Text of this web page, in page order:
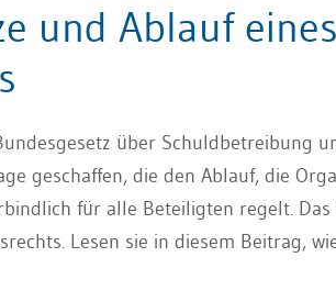
und Ablauf
über Schuldbetreibung
geschaffen, die den Ablauf, die
für alle Beteiligten regelt. Das
Lesen sie in diesem Beitrag,